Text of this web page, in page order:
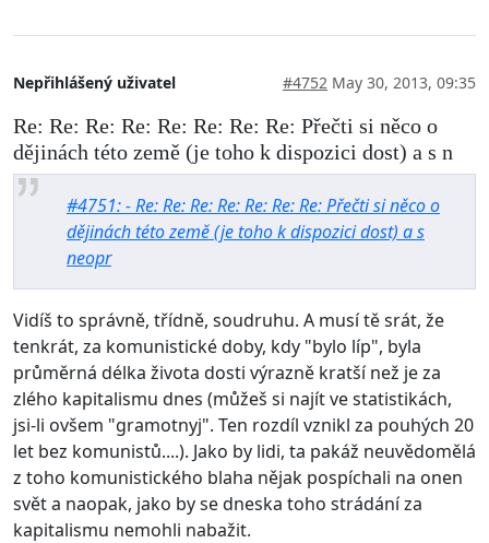
Nepřihlášený uživatel #4752 May 30, 2013, 09:35
Re: Re: Re: Re: Re: Re: Re: Re: Přečti si něco o
dějinách této země (je toho k dispozici dost) a s n
#4751: - Re: Re: Re: Re: Re: Re: Re: Přečti si něco o
dějinách této země (je toho k dispozici dost) a s
neopr
Vidíš to správně, třídně, soudruhu. A musí tě srát, že
tenkrát, za komunistické doby, kdy "bylo líp", byla
průměrná délka života dosti výrazně kratší než je za
zlého kapitalismu dnes (můžeš si najít ve statistikách,
jsi-li ovšem "gramotnyj". Ten rozdíl vznikl za pouhých 20
let bez komunistů....). Jako by lidi, ta pakáž neuvědomělá
z toho komunistického blaha nějak pospíchali na onen
svět a naopak, jako by se dneska toho strádání za
kapitalismu nemohli nabažit.